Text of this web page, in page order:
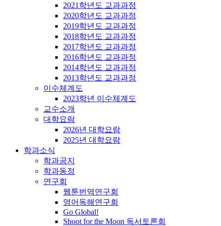
2021학년도 교과과정
2020학년도 교과과정
2019학년도 교과과정
2018학년도 교과과정
2017학년도 교과과정
2016학년도 교과과정
2014학년도 교과과정
2013학년도 교과과정
이수체계도
2023학년 이수체계도
교수소개
대학요람
2026년 대학요람
2025년 대학요람
학과소식
학과공지
학과동정
연구회
웹툰번역연구회
영어독해연구회
Go Global!
Shoot for the Moon 독서토론회